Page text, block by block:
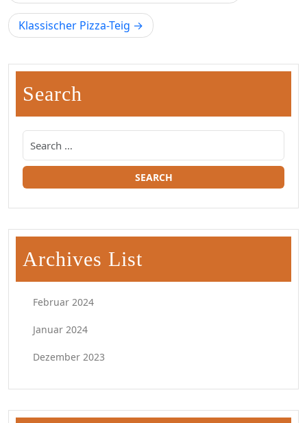
Klassischer Pizza-Teig
Search
Archives List
Februar 2024
Januar 2024
Dezember 2023